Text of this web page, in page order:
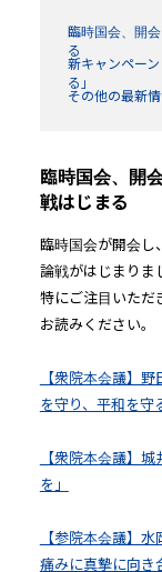
臨時国会、開
る
新キャンペー
る」
その他の最新情
臨時国会、開
戦はじまる
臨時国会が開会し
論戦がはじまりま
特にご注目いただ
お読みください。
【衆院本会議】
を守り、平和を守
【衆院本会議】
を」
【参院本会議】
痛みに真摯に向き